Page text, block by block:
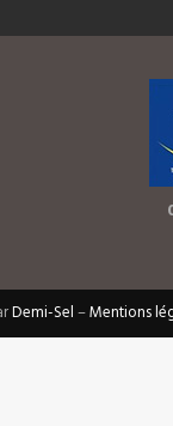
Demi-Sel–Mentions